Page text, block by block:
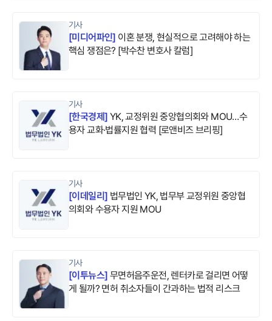
기사
[미디어파인] 이혼 분쟁, 현실적으로 고려해야 하는
핵심 쟁점은? [박수찬 변호사 칼럼]
기사
[한국경제]YK, 교정위원 중앙협의회와 MOU…수
용자 교화·법률지원 협력 [로앤비즈 브리핑]
기사
[이데일리] 법무법인 YK, 법무부 교정위원 중앙협
의회와 수용자 지원 MOU
기사
[이투뉴스]무면허음주운전, 렌터카로 걸리면 어떻
게 될까? 면허 취소자들이 간과하는 법적 리스크